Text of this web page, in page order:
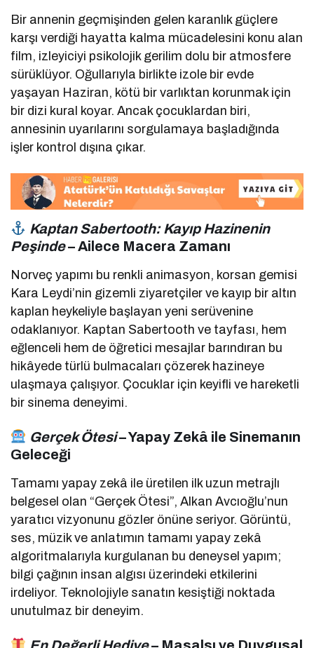
Bir annenin geçmişinden gelen karanlık güçlere
karşı verdiği hayatta kalma mücadelesini konu alan
film, izleyiciyi psikolojik gerilim dolu bir atmosfere
sürüklüyor. Oğullarıyla birlikte izole bir evde
yaşayan Haziran, kötü bir varlıktan korunmak için
bir dizi kural koyar. Ancak çocuklardan biri,
annesinin uyarılarını sorgulamaya başladığında
işler kontrol dışına çıkar.
Kaptan Sabertooth: Kayıp Hazinenin
Peşinde– Ailece Macera Zamanı
Norveç yapımı bu renkli animasyon, korsan gemisi
Kara Leydi’nin gizemli ziyaretçiler ve kayıp bir altın
kaplan heykeliyle başlayan yeni serüvenine
odaklanıyor. Kaptan Sabertooth ve tayfası, hem
eğlenceli hem de öğretici mesajlar barındıran bu
hikâyede türlü bulmacaları çözerek hazineye
ulaşmaya çalışıyor. Çocuklar için keyifli ve hareketli
bir sinema deneyimi.
Gerçek Ötesi– Yapay Zekâ ile Sinemanın
Geleceği
Tamamı yapay zekâ ile üretilen ilk uzun metrajlı
belgesel olan “Gerçek Ötesi”, Alkan Avcıoğlu’nun
yaratıcı vizyonunu gözler önüne seriyor. Görüntü,
ses, müzik ve anlatımın tamamı yapay zekâ
algoritmalarıyla kurgulanan bu deneysel yapım;
bilgi çağının insan algısı üzerindeki etkilerini
irdeliyor. Teknolojiyle sanatın kesiştiği noktada
unutulmaz bir deneyim.